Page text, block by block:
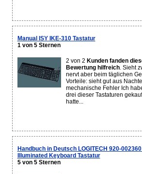
Manual ISY IKE-310 Tastatur
1 von 5 Sternen
2 von 2 Kunden fanden
Bewertung hilfreich. Sieht
nervt aber beim täglichen
Vorteile: sieht gut aus
mechanische Fehler Ich
drei dieser Tastaturen
hatte...
Handbuch in Deutsch LOGITECH 920-
Illuminated Keyboard Tastatur
5 von 5 Sternen